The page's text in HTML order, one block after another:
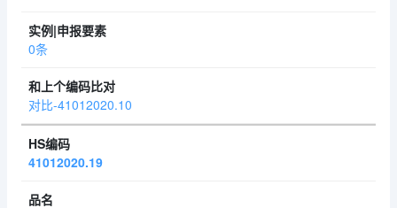
0条
对比-41012020.10
41012020.19